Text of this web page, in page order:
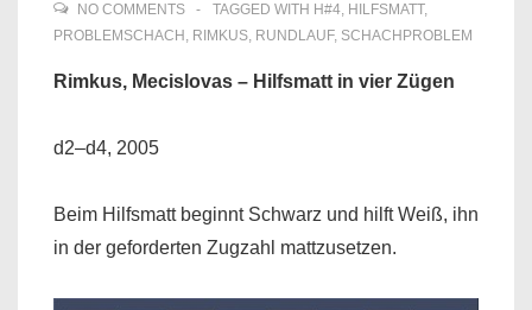
NO COMMENTS
TAGGED WITH H#4, HILFSMATT,
PROBLEMSCHACH , RIMKUS, RUNDLAUF, SCHACHPROBLEM
Rimkus, Mecislovas – Hilfsmatt in vier Zügen
d2–d4, 2005
Beim Hilfsmatt beginnt Schwarz und hilft Weiß, ihn
in der geforderten Zugzahl mattzusetzen.